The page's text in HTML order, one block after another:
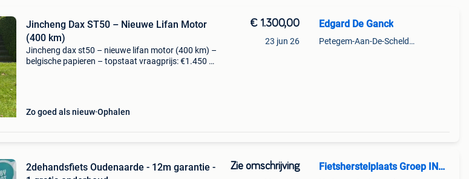
Jincheng Dax ST50 – Nieuwe Lifan Motor
(400 km)
Jincheng dax st50 – nieuwe lifan motor (400 km) –
belgische papieren – topstaat vraagprijs: €1.450 Te
Zo goed als nieuw Ophalen
€ 1.300,00
23 jun 26
Edgard De Ganck
Petegem-Aan-De-Schelde + Deel Van Oudenaarde
2dehandsfiets Oudenaarde - 12m garantie -
Zie omschrijving Fietsherstelplaats Groep INTRO